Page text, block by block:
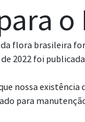
o
da flora brasileira
2022 foi
nossa existência
para